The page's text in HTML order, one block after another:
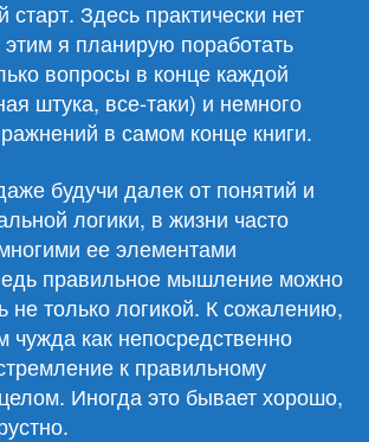
старт. Здесь практически нет
этим я планирую поработать
вопросы в конце каждой
штука, все-таки) и немного
в самом конце книги.
будучи далек от понятий и
логики, в жизни часто
ее элементами
правильное мышление можно
не только логикой. К сожалению,
как непосредственно
к правильному
Иногда это бывает хорошо,